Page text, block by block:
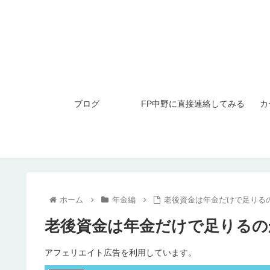
ブログ FP中野に直接連絡してみる
ホーム 年金編 老後資金は年金だけで足りる
老後資金は年金だけで足りる
アフェリエイト広告を利用しています。